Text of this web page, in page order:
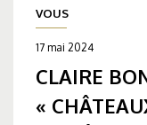
VOUS
17 mai 2024
CLAIRE
«